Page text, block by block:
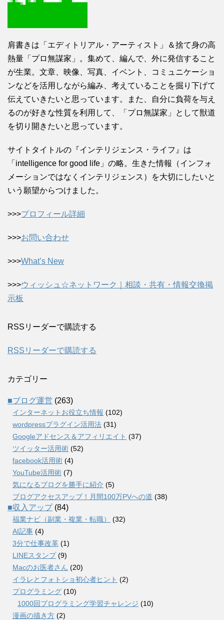
肩書きは「エディトリアル・アーティスト」＆捨て身の高
熱量「プロ無謀家」。集めて、編んで、外に発信すること
が生業。文章、映像、写真、イベント、コミュニケーショ
ンなどを活用しながら編み、考えていることを掘り下げて
伝えていきたいと思っています。また、自分に負荷を与え
るのが好きな性質を利用して、「プロ無謀家」として獣道
を切り開きたいと思っています。
サイトタイトルの『インテリジェンス・ライフ』は
「intelligence for good life」の略。生きた情報（インフォ
メーションではなくインテリジェンス）を大切にしたいと
いう願望からつけました。
>>>プロフィール詳細
>>>お問い合わせ
>>>What’s New
>>>ウィッシュ☆ネットワーク｜相談・共有・情報交換掲
示板
RSSリーダーで購読する
RSSリーダーで購読する
カテゴリー
■ブログ運営 (263)
インターネットお役立ち情報 (102)
wordpressプラグイン活用法 (31)
Googleアドセンス＆アフィリエイト (37)
ツイッター活用術 (52)
facebook活用術 (4)
YouTube活用術 (7)
気になるブログを勝手に紹介 (5)
ブログアクセスアップ！月間100万PVへの道 (38)
■収入アップ(84)
福業ナビ（副業・複業・転職）
(32)
AI記事 (4)
3分で仕事改革 (1)
LINEスタンプ(9)
Macのお医者さん (20)
イラレとフォトショ初心者ヒント (2)
プログラミング (10)
1000回プログラミング学習チャレンジ (10)
漫画の描き方 (2)